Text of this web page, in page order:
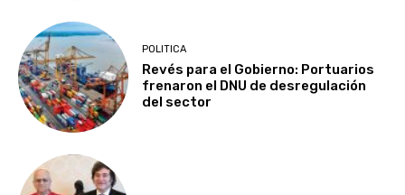
POLITICA
Revés para el Gobierno: Portuarios
frenaron el DNU de desregulación
del sector